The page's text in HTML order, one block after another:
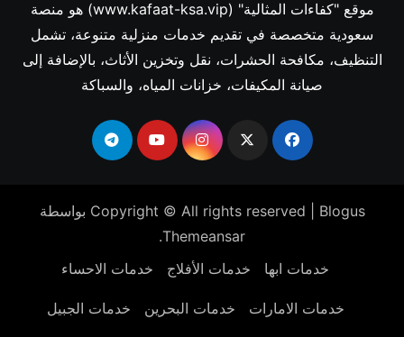
موقع "كفاءات المثالية" (www.kafaat-ksa.vip) هو منصة
سعودية متخصصة في تقديم خدمات منزلية متنوعة، تشمل
التنظيف، مكافحة الحشرات، نقل وتخزين الأثاث، بالإضافة إلى
صيانة المكيفات، خزانات المياه، والسباكة
Copyright © All rights reserved Blogus
بواسطة
Themeansar
.
خدمات ابها
خدمات الأفلاج خدمات الاحساء
خدمات الامارات خدمات البحرين خدمات الجبيل